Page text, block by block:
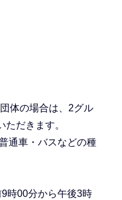
体の場合は、2グル
だきます。
通車・バスなどの種
00分から午後3時